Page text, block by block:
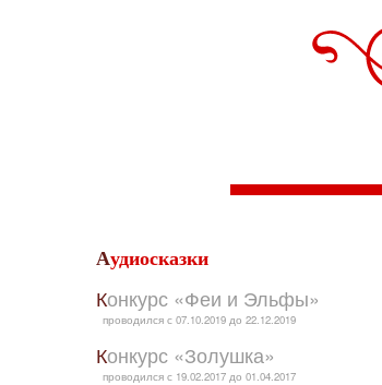
Аудиосказки
Конкурс «Феи и Эльфы»
проводился с 07.10.2019 до 22.12.2019
Конкурс «Золушка»
проводился с 19.02.2017 до 01.04.2017